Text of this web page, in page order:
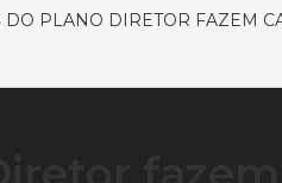
DO PLANO DIRETOR FAZEM